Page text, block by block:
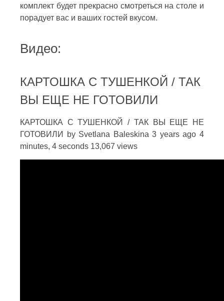
комплект будет прекрасно смотреться на столе и
порадует вас и ваших гостей вкусом.
Видео:
КАРТОШКА С ТУШЕНКОЙ / ТАК
ВЫ ЕЩЕ НЕ ГОТОВИЛИ
КАРТОШКА С ТУШЕНКОЙ / ТАК ВЫ ЕЩЕ НЕ
ГОТОВИЛИ by Svetlana Baleskina 3 years ago 4
minutes, 4 seconds 13,067 views